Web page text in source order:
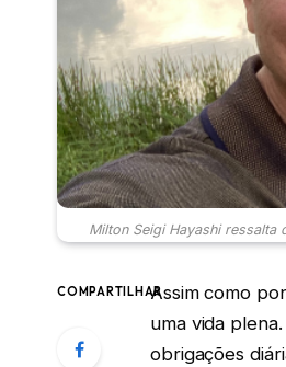
Milton Seigi Hayashi
COMPARTILHARAssim como
uma vida
obrigações